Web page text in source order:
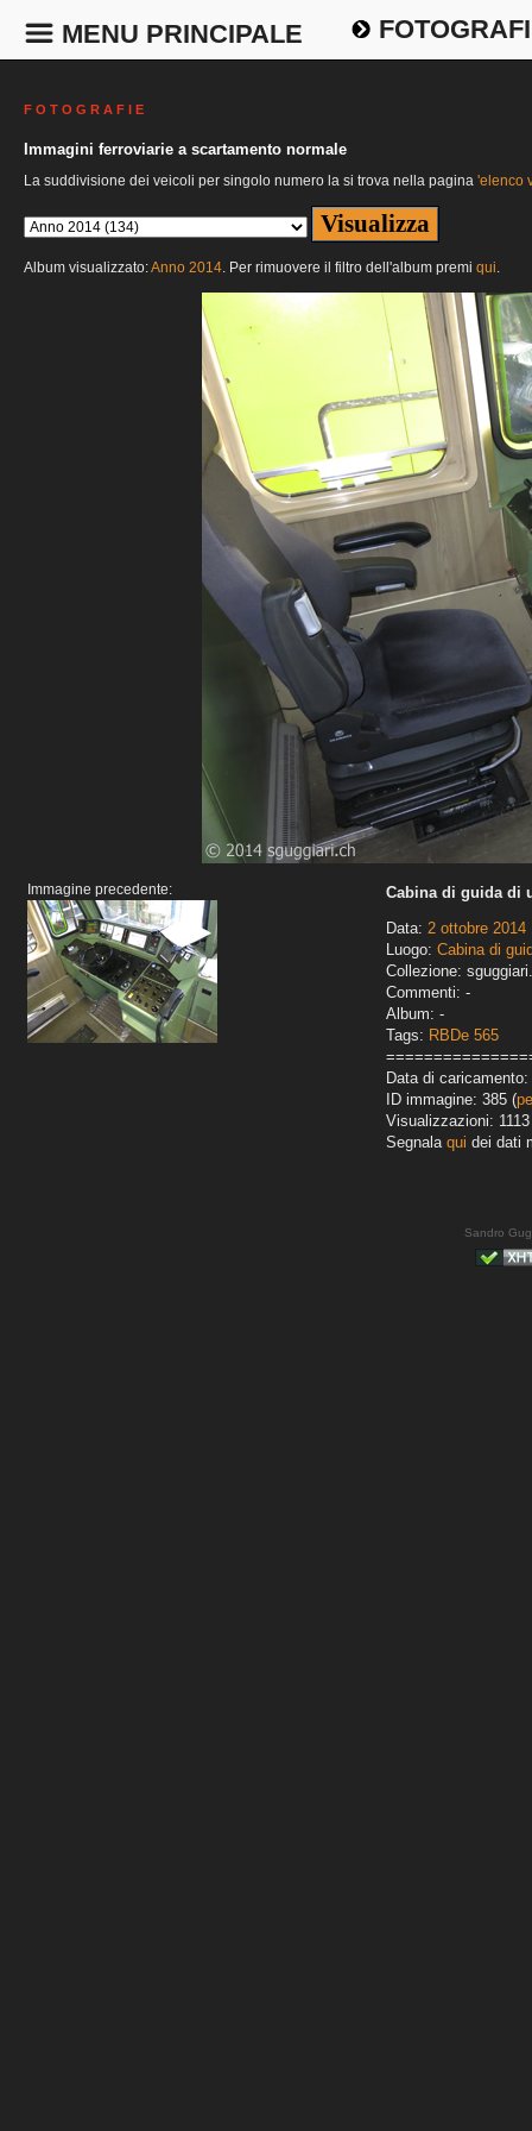
MENU PRINCIPALE
F O T O G R A F I E
Immagini ferroviarie a scartamento normale
La suddivisione dei veicoli per singolo numero la si trova nella pagina 'elenco
Album visualizzato:Anno 2014. Per rimuovere il filtro dell'album premi qui.
Immagine precedente:
Cabina di guida di
Data: 2 ottobre 2014
Luogo: Cabina di
Collezione:
Commenti: -
Album: -
Tags: RBDe 565
Data di caricamento:
ID immagine: 385 (
Visualizzazioni: 1113
Segnala qui dei dati
Sandro